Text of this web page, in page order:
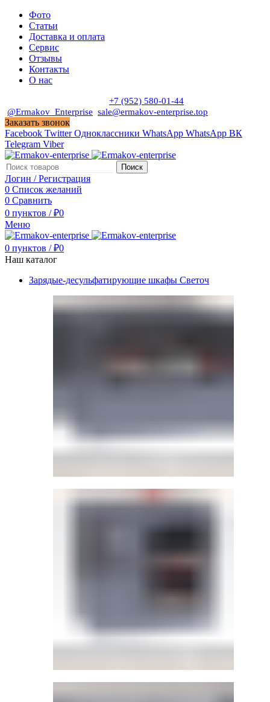
Фото
Статьи
Доставка и оплата
Сервис
Отзывы
Контакты
О нас
+7 (952) 580-01-44
@Ermakov_Enterprise sale@ermakov-enterprise.top
Заказать звонок
Facebook Twitter Одноклассники WhatsApp WhatsApp ВК
Telegram Viber
Поиск
Логин / Регистрация
0 Список желаний
0 Сравнить
0 пунктов / ₽0
Меню
0 пунктов / ₽0
Наш каталог
Зарядые-десульфатирующие шкафы Светоч